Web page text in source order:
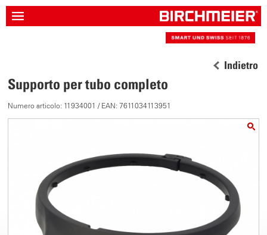
Indietro
Supporto per tubo completo
Numero articolo: 11934001 / EAN: 7611034113951